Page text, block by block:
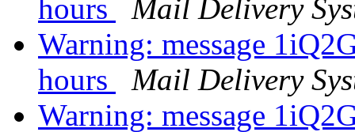
hours
Mail Delivery
Warning: message
hours
Mail Delivery
Warning: message